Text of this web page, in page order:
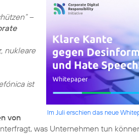
Im Juli erschien das neue
–
nukleare
ist
von
was Unternehmen tun